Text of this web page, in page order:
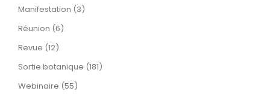
Manifestation (3)
Réunion (6)
Revue (12)
Sortie botanique (181)
Webinaire (55)